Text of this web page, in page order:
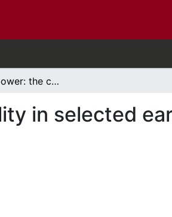
Balance of power: the concept of decality in selected early works of Dostojevskij
in selected